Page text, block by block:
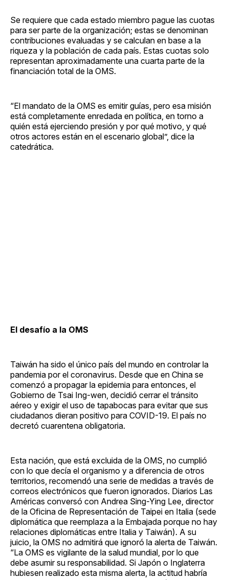
Se requiere que cada estado miembro pague las cuotas
para ser parte de la organización; estas se denominan
contribuciones evaluadas y se calculan en base a la
riqueza y la población de cada país. Estas cuotas solo
representan aproximadamente una cuarta parte de la
financiación total de la OMS.
“El mandato de la OMS es emitir guías, pero esa misión
está completamente enredada en política, en torno a
quién está ejerciendo presión y por qué motivo, y qué
otros actores están en el escenario global”, dice la
catedrática.
El desafío a la OMS
Taiwán ha sido el único país del mundo en controlar la
pandemia por el coronavirus. Desde que en China se
comenzó a propagar la epidemia para entonces, el
Gobierno de Tsai Ing-wen, decidió cerrar el tránsito
aéreo y exigir el uso de tapabocas para evitar que sus
ciudadanos dieran positivo para COVID-19. El país no
decretó cuarentena obligatoria.
Esta nación, que está excluida de la OMS, no cumplió
con lo que decía el organismo y a diferencia de otros
territorios, recomendó una serie de medidas a través de
correos electrónicos que fueron ignorados. Diarios Las
Américas conversó con Andrea Sing-Ying Lee, director
de la Oficina de Representación de Taipei en Italia (sede
diplomática que reemplaza a la Embajada porque no hay
relaciones diplomáticas entre Italia y Taiwán). A su
juicio, la OMS no admitirá que ignoró la alerta de Taiwán.
“La OMS es vigilante de la salud mundial, por lo que
debe asumir su responsabilidad. Si Japón o Inglaterra
hubiesen realizado esta misma alerta, la actitud habría